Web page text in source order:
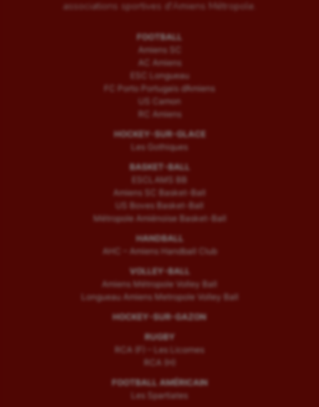
associations sportives d'Amiens Métropole.
FOOTBALL
Amiens SC
AC Amiens
ESC Longueau
FC Porto Portugais d’Amiens
US Camon
RC Amiens
HOCKEY-SUR-GLACE
Les Gothiques
BASKET-BALL
ESCLAMS BB
Amiens SC Basket-Ball
US Boves Basket-Ball
Métropole Amiénoise Basket-Ball
HANDBALL
AHC – Amiens Handball Club
VOLLEY-BALL
Amiens Métropole Volley Ball
Longueau Amiens Metropole Volley Ball
HOCKEY-SUR-GAZON
RUGBY
RCA (F) – Les Licornes
RCA (H)
FOOTBALL AMÉRICAIN
Les Spartiates